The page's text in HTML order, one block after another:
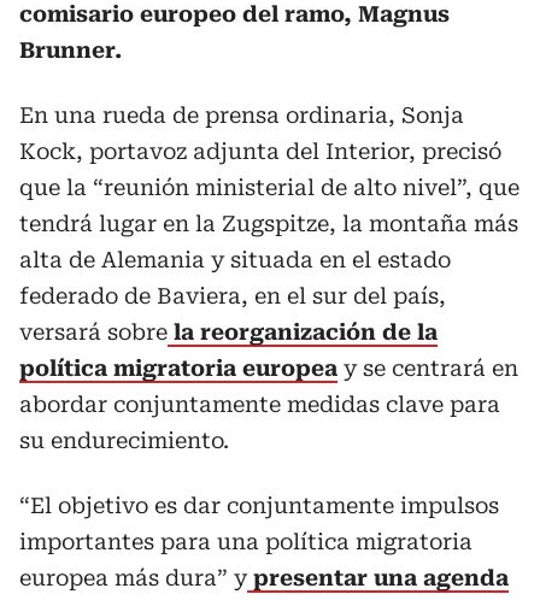
comisario europeo del ramo, Magnus
Brunner.
En una rueda de prensa ordinaria, Sonja
Kock, portavoz adjunta del Interior, precisó
que la “reunión ministerial de alto nivel”, que
tendrá lugar en la Zugspitze, la montaña más
alta de Alemania y situada en el estado
federado de Baviera, en el sur del país,
versará sobre la reorganización de la
política migratoria europea y se centrará en
abordar conjuntamente medidas clave para
su endurecimiento.
“El objetivo es dar conjuntamente impulsos
importantes para una política migratoria
europea más dura” ypresentar una agenda